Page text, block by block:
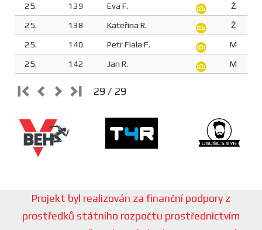
25.
139 Eva F.
Ž
25.
138 Kateřina R.
Ž
25.
140 Petr Fiala F.
M
25.
142 Jan R. M
29 / 29
Projekt byl realizován za finanční podpory z
prostředků státního rozpočtu prostřednictvím